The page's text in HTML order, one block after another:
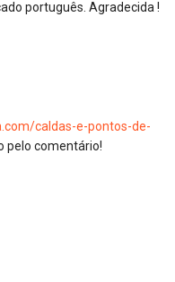
português. Agradecida !
caldas-e-pontos-de-
pelo comentário!